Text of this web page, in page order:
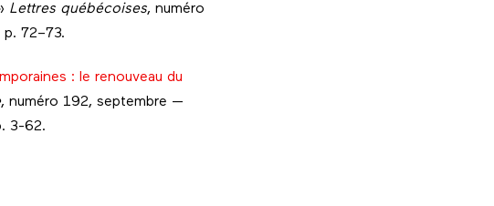
Lettres québécoises, numéro
72–73.
: le renouveau du
, numéro 192, septembre —
3-62.